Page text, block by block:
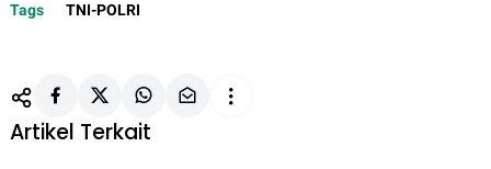
Tags TNI-POLRI
Artikel Terkait